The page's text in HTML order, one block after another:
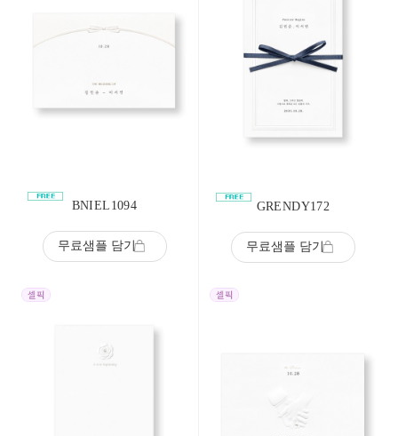
BNIEL1094
무료샘플 담기
GRENDY172
무료샘플 담기